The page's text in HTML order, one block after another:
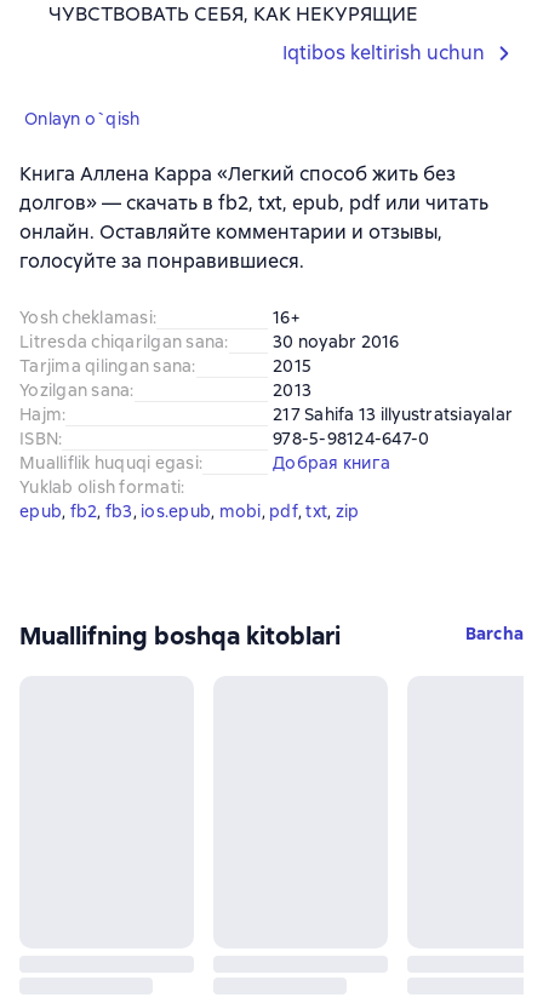
ЧУВСТВОВАТЬ СЕБЯ, КАК НЕКУРЯЩИЕ
Iqtibos keltirish uchun
Onlayn o`qish
Книга Аллена Карра «Легкий способ жить без
долгов» — скачать в fb2, txt, epub, pdf или читать
онлайн. Оставляйте комментарии и отзывы,
голосуйте за понравившиеся.
Yosh cheklamasi:
16+
Litresda chiqarilgan sana:
30 noyabr 2016
Tarjima qilingan sana:
2015
Yozilgan sana:
2013
Hajm:
217 Sahifa 13 illyustratsiayalar
ISBN:
978-5-98124-647-0
Mualliflik huquqi egasi:
Добрая книга
Yuklab olish formati:
epub, fb2, fb3, ios.epub, mobi, pdf, txt, zip
Muallifning boshqa kitoblari Barcha